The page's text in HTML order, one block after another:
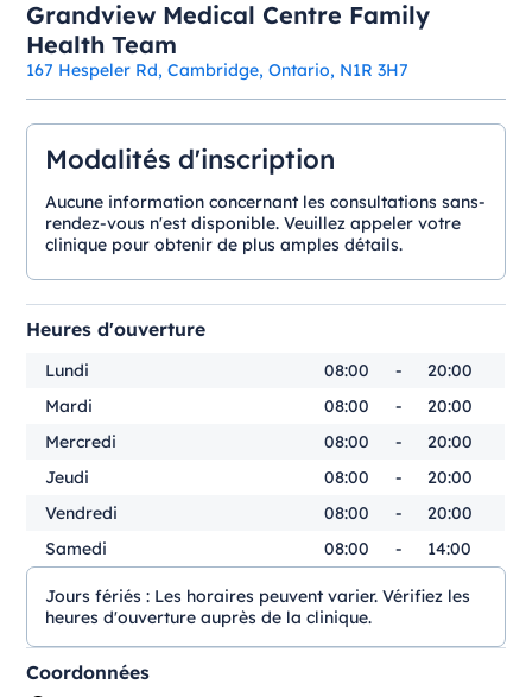
Grandview Medical Centre Family
Health Team
167 Hespeler Rd, Cambridge, Ontario, N1R 3H7
Modalités d'inscription
Aucune information concernant les consultations sans-
rendez-vous n'est disponible. Veuillez appeler votre
clinique pour obtenir de plus amples détails.
Heures d'ouverture
Lundi 08:00 -
20:00
Mardi
08:00 -
20:00
Mercredi
08:00 -
20:00
Jeudi
08:00 -
20:00
Vendredi
08:00 -
20:00
Samedi
08:00 - 14:00
Jours fériés : Les horaires peuvent varier. Vérifiez les
heures d'ouverture auprès de la clinique.
Coordonnées